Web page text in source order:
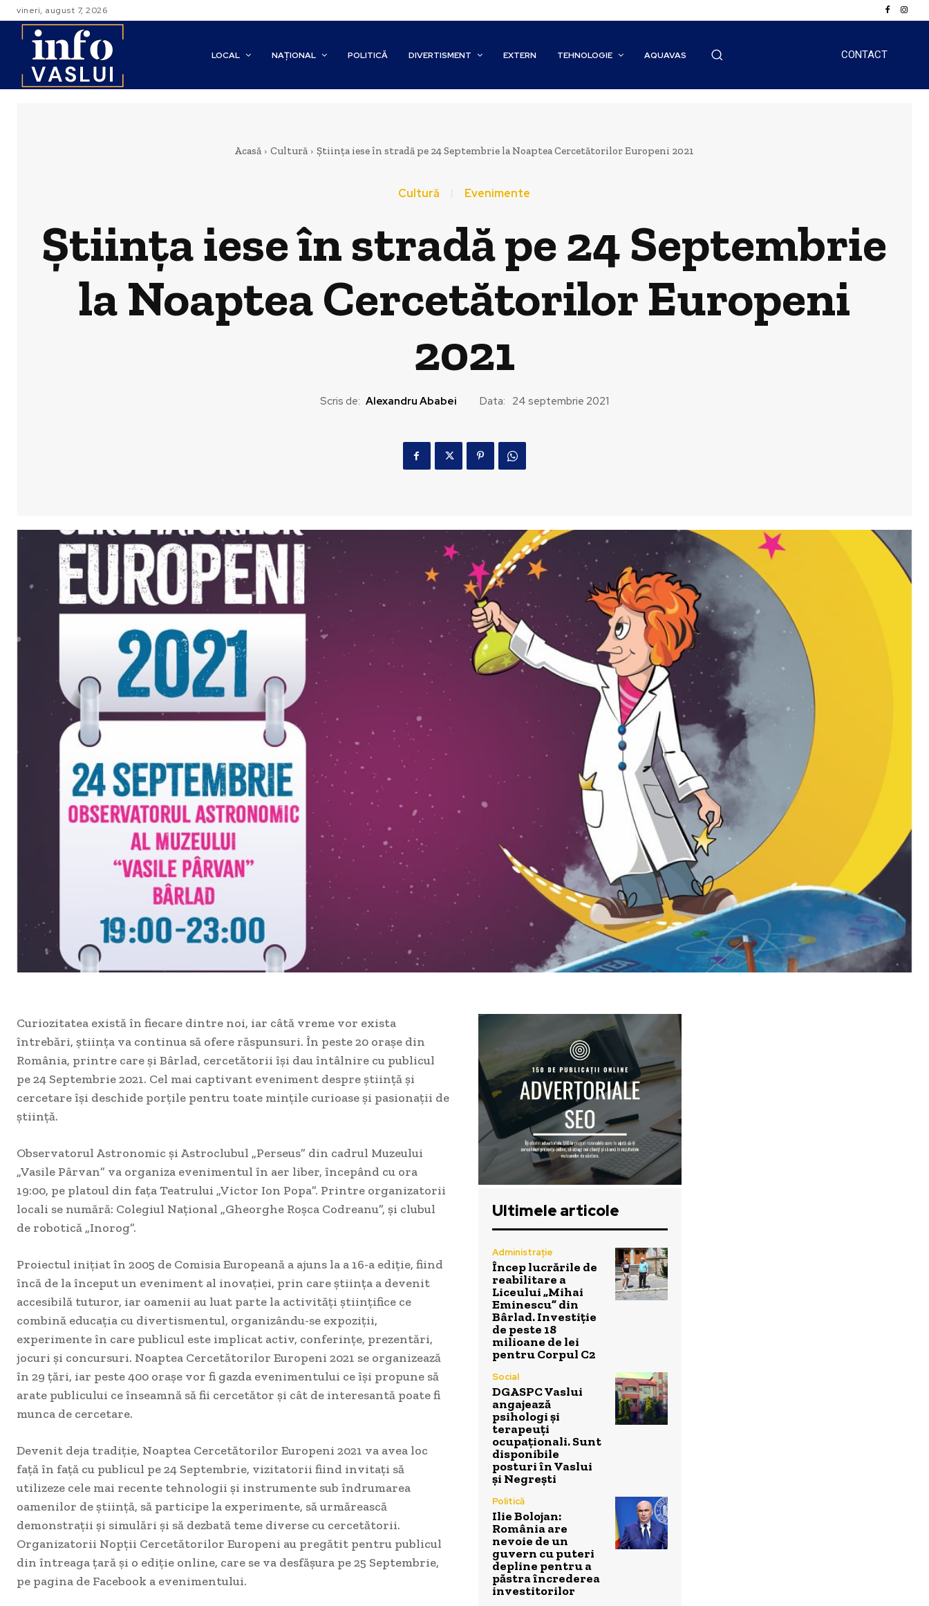
vineri, august 7, 2026
LOCAL NAȚIONAL POLITICĂ DIVERTISMENT EXTERN TEHNOLOGIE AQUAVAS CONTACT
Acasă Cultură Știința iese în stradă pe 24 Septembrie la Noaptea Cercetătorilor Europeni 2021
Cultură Evenimente
Știința iese în stradă pe 24 Septembrie
la Noaptea Cercetătorilor Europeni
2021
Scris de: Alexandru Ababei Data: 24 septembrie 2021
Curiozitatea există în fiecare dintre noi, iar câtă vreme vor exista
întrebări, știința va continua să ofere răspunsuri. În peste 20 orașe din
România, printre care şi Bârlad, cercetătorii își dau întâlnire cu publicul
pe 24 Septembrie 2021. Cel mai captivant eveniment despre știință și
cercetare își deschide porțile pentru toate mințile curioase și pasionații de
știință.
Observatorul Astronomic şi Astroclubul „Perseus” din cadrul Muzeului
„Vasile Pârvan” va organiza evenimentul în aer liber, începând cu ora
19:00, pe platoul din faţa Teatrului „Victor Ion Popa”. Printre organizatorii
locali se numără: Colegiul Naţional „Gheorghe Roşca Codreanu”, şi clubul
de robotică „Inorog”.
Proiectul inițiat în 2005 de Comisia Europeană a ajuns la a 16-a ediție, fiind
încă de la început un eveniment al inovației, prin care știința a devenit
accesibilă tuturor, iar oamenii au luat parte la activități științifice ce
combină educația cu divertismentul, organizându-se expoziții,
experimente în care publicul este implicat activ, conferințe, prezentări,
jocuri și concursuri. Noaptea Cercetătorilor Europeni 2021 se organizează
în 29 țări, iar peste 400 orașe vor fi gazda evenimentului ce își propune să
arate publicului ce înseamnă să fii cercetător și cât de interesantă poate fi
munca de cercetare.
Devenit deja tradiție, Noaptea Cercetătorilor Europeni 2021 va avea loc
față în față cu publicul pe 24 Septembrie, vizitatorii fiind invitați să
utilizeze cele mai recente tehnologii și instrumente sub îndrumarea
oamenilor de știință, să participe la experimente, să urmărească
demonstrații și simulări și să dezbată teme diverse cu cercetătorii.
Organizatorii Nopții Cercetătorilor Europeni au pregătit pentru publicul
din întreaga țară și o ediție online, care se va desfășura pe 25 Septembrie,
pe pagina de Facebook a evenimentului.
Ultimele articole
Administrație
Încep lucrările de
reabilitare a
Liceului „Mihai
Eminescu” din
Bârlad. Investiție
de peste 18
milioane de lei
pentru Corpul C2
Social
DGASPC Vaslui
angajează
psihologi și
terapeuți
ocupaționali. Sunt
disponibile
posturi în Vaslui
și Negrești
Politică
Ilie Bolojan:
România are
nevoie de un
guvern cu puteri
depline pentru a
păstra încrederea
investitorilor